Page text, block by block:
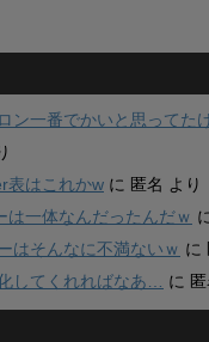
ン一番でかいと思ってた
表はこれかw に 匿名 より
は一体なんだったんだｗ
はそんなに不満ないｗ に
してくれればなあ…
に